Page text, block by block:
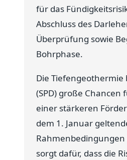
für das
Abschluss des
Überprüfung sowie
Bohrphase.
Die
(SPD) große
einer stärkeren
dem 1. Januar
sorgt dafür, dass die